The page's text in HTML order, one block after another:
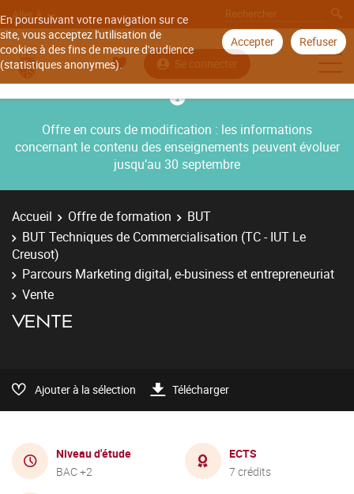
En poursuivant votre navigation sur ce
site, vous acceptez l'utilisation de
cookies à des fins de mesure d'audience
(statistiques anonymes).
Accepter Refuser
Aller à
Se connecter
Offre en cours de modification : les informations
concernant le contenu des enseignements peuvent évoluer
jusqu’au 30 septembre
Accueil Offre de formation
BUT
BUT Techniques de Commercialisation (TC - IUT Le
Creusot)
Parcours Marketing digital, e-business et entrepreneuriat
Vente
VENTE
Ajouter à la sélection Télécharger
Niveau d'étude
BAC +2
ECTS
7 crédits